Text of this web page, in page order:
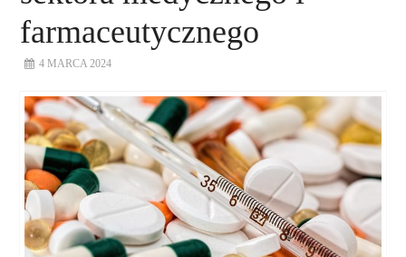
farmaceutycznego
4 MARCA 2024